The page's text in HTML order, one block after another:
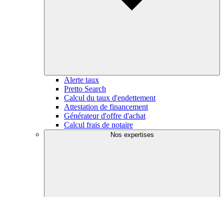
Alerte taux
Pretto Search
Calcul du taux d'endettement
Attestation de financement
Générateur d'offre d'achat
Calcul frais de notaire
Nos expertises